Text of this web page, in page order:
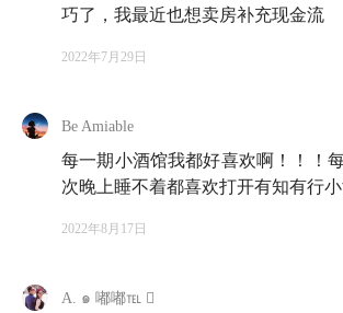
21:41 第二个问题：为啥
散」，有的选择「集中」？
其实应该用「二阶思维」打开？
Part 2 观点交锋
巧了，我最近也想卖房补充现金流
2022年7月29日
Be Amiable
每一期小酒馆我都好喜欢啊！！！
次晚上睡不着都喜欢打开有知有行小
2022年8月17日
A. ๑ 嘟嘟℡ 